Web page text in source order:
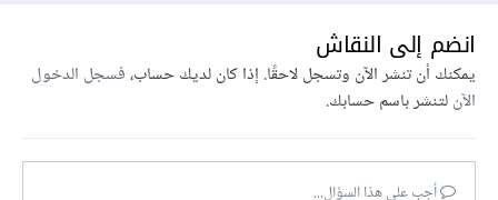
انضم إلى النقاش
يمكنك أن تنشر الآن وتسجل لاحقًا. إذا كان لديك حساب،فسجل الدخول
الآنلتنشر باسم حسابك.
أجب على هذا السؤال...